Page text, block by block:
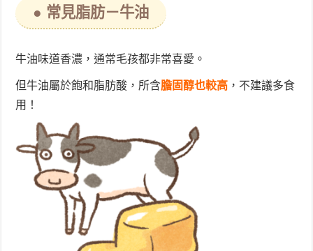
● 常見脂肪－牛油
牛油味道香濃，通常毛孩都非常喜愛。
但牛油屬於飽和脂肪酸，所含膽固醇也較高 ，不建議多食
用！